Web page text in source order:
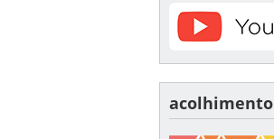
acolhimento